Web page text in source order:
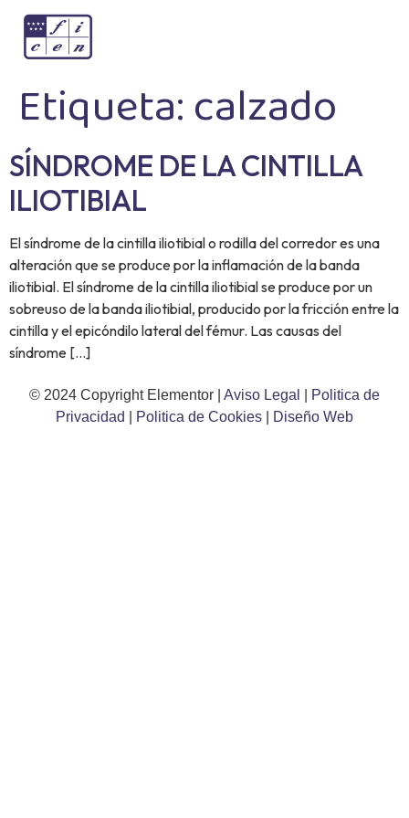
Etiqueta:calzado
SÍNDROME DE LA CINTILLA
ILIOTIBIAL
El síndrome de la cintilla iliotibial o rodilla del corredor es una
alteración que se produce por la inflamación de la banda
iliotibial. El síndrome de la cintilla iliotibial se produce por un
sobreuso de la banda iliotibial, producido por la fricción entre la
cintilla y el epicóndilo lateral del fémur. Las causas del
síndrome […]
© 2024 Copyright Elementor | Aviso Legal
Politica de
Privacidad
Politica de Cookies Diseño Web